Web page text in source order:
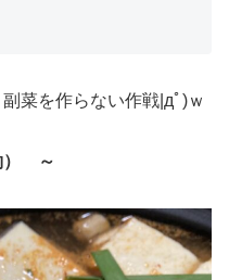
菜を作らない作戦|дﾟ)ｗ
） ～